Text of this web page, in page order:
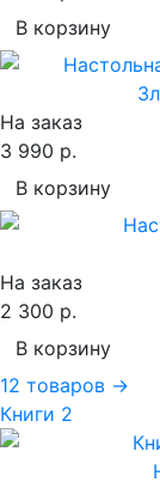
В корзину
На заказ
3 990 р.
В корзину
На заказ
2 300 р.
В корзину
12 товаров →
Книги 2